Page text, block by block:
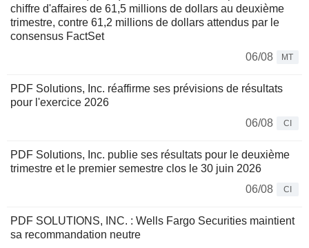
chiffre d'affaires de 61,5 millions de dollars au deuxième
trimestre, contre 61,2 millions de dollars attendus par le
consensus FactSet
06/08
MT
PDF Solutions, Inc. réaffirme ses prévisions de résultats
pour l'exercice 2026
06/08
CI
PDF Solutions, Inc. publie ses résultats pour le deuxième
trimestre et le premier semestre clos le 30 juin 2026
06/08
CI
PDF SOLUTIONS, INC. : Wells Fargo Securities maintient
sa recommandation neutre